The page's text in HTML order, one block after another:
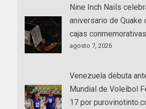
Nine Inch Nails
aniversario de Quake
cajas
agosto 7, 2026
Venezuela debuta
Mundial de Voleibol
17 por